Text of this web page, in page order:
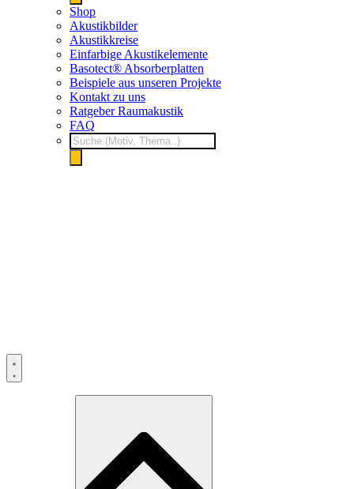
Shop
Akustikbilder
Akustikkreise
Einfarbige Akustikelemente
Basotect® Absorberplatten
Beispiele aus unseren Projekte
Kontakt zu uns
Ratgeber Raumakustik
FAQ
Products
search